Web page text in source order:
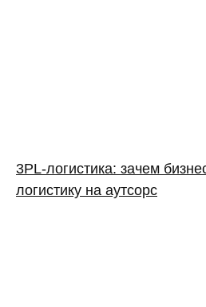
3PL‑логистика: зачем
логистику на аутсорс